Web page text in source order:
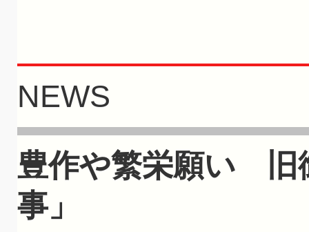
NEWS
豊作や繁栄願い 旧
事」